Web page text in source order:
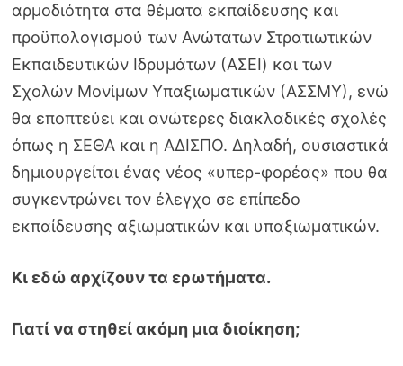
αρμοδιότητα στα θέματα εκπαίδευσης και
προϋπολογισμού των Ανώτατων Στρατιωτικών
Εκπαιδευτικών Ιδρυμάτων (ΑΣΕΙ) και των
Σχολών Μονίμων Υπαξιωματικών (ΑΣΣΜΥ), ενώ
θα εποπτεύει και ανώτερες διακλαδικές σχολές
όπως η ΣΕΘΑ και η ΑΔΙΣΠΟ. Δηλαδή, ουσιαστικά
δημιουργείται ένας νέος «υπερ-φορέας» που θα
συγκεντρώνει τον έλεγχο σε επίπεδο
εκπαίδευσης αξιωματικών και υπαξιωματικών.
Κι εδώ αρχίζουν τα ερωτήματα.
Γιατί να στηθεί ακόμη μια διοίκηση;